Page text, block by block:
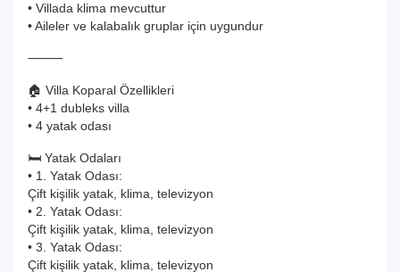
• Villada klima mevcuttur
• Aileler ve kalabalık gruplar için uygundur
⸻
🏠 Villa Koparal Özellikleri
• 4+1 dubleks villa
• 4 yatak odası
🛏️ Yatak Odaları
• 1. Yatak Odası:
Çift kişilik yatak, klima, televizyon
• 2. Yatak Odası:
Çift kişilik yatak, klima, televizyon
• 3. Yatak Odası:
Çift kişilik yatak, klima, televizyon